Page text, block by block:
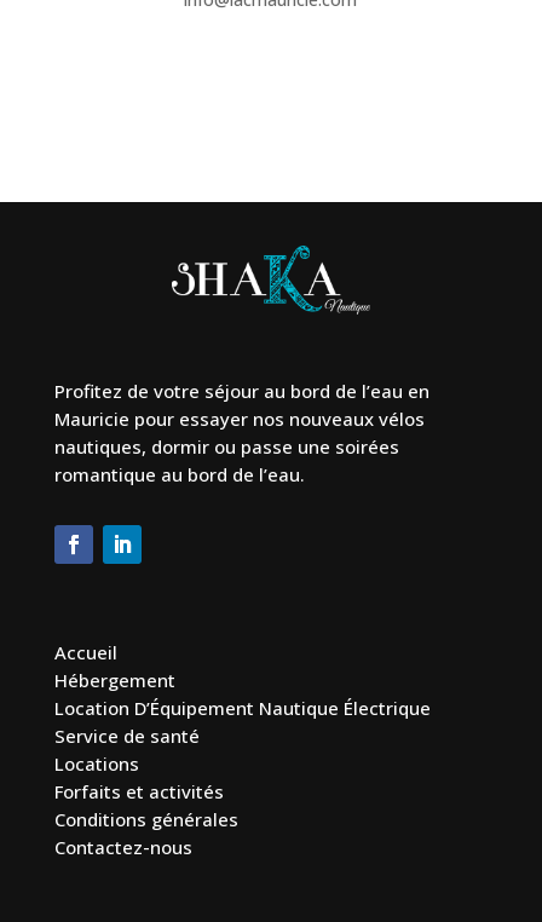
Profitez de votre séjour au bord de l’eau en
Mauricie pour essayer nos nouveaux vélos
nautiques, dormir ou passe une soirées
romantique au bord de l’eau.
Accueil
Hébergement
Location D’Équipement Nautique Électrique
Service de santé
Locations
Forfaits et activités
Conditions générales
Contactez-nous